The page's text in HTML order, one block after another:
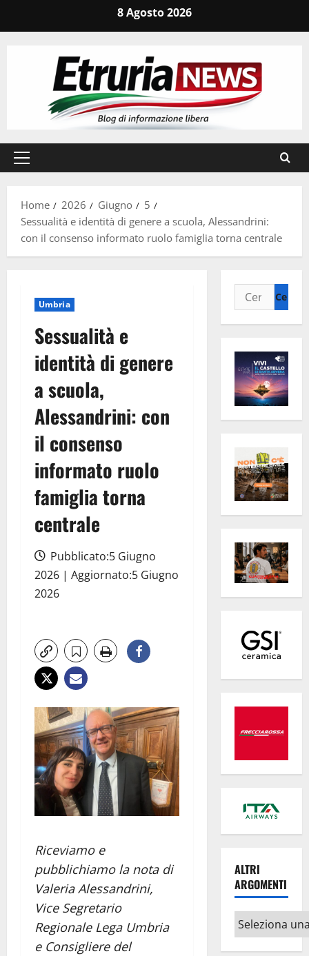
8 Agosto 2026
Menu
Home
2026 Giugno
5
Sessualità e identità di genere a scuola, Alessandrini:
con il consenso informato ruolo famiglia torna centrale
Umbria
Sessualità e
identità di genere
a scuola,
Alessandrini: con
il consenso
informato ruolo
famiglia torna
centrale
Pubblicato:5 Giugno
2026 | Aggiornato:5 Giugno
2026
Riceviamo e
pubblichiamo la nota di
Valeria Alessandrini,
Vice Segretario
Regionale Lega Umbria
e Consigliere del
Ricerca
per:
ALTRI
ARGOMENTI
Altri
argomenti